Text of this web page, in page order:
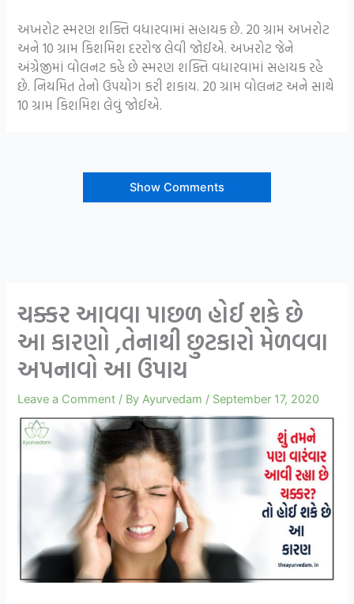
અખરોટ સ્મરણ શક્તિ વધારવામાં સહાયક છે. 20 ગ્રામ અખરોટ
અને 10 ગ્રામ કિશમિશ દરરોજ લેવી જોઈએ. અખરોટ જેને
અંગ્રેજીમાં વોલનટ કહે છે સ્મરણ શક્તિ વધારવામાં સહાયક રહે
છે. નિયમિત તેનો ઉપયોગ કરી શકાય. 20 ગ્રામ વોલનટ અને સાથે
10 ગ્રામ કિશમિશ લેવું જોઈએ.
Show Comments
ચક્કર આવવા પાછળ હોઈ શકે છે
આ કારણો ,તેનાથી છુટકારો મેળવવા
અપનાવો આ ઉપાય
Leave a Comment / ByAyurvedam / September 17, 2020